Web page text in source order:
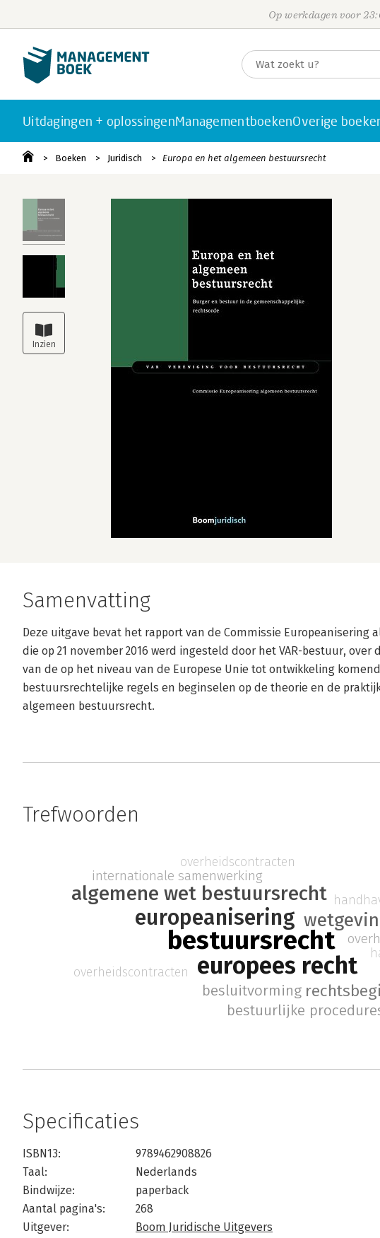
Op werkdagen voor
Uitdagingen + oplossingenManagementboekenOverige
Boeken Juridisch Europa en het algemeen bestuursrecht
Samenvatting
Deze uitgave bevat het rapport van de Commissie Europeanisering
die op 21 november 2016 werd ingesteld door het VAR-bestuur, over
van de op het niveau van de Europese Unie tot ontwikkeling
bestuursrechtelijke regels en beginselen op de theorie en de
algemeen bestuursrecht.
Trefwoorden
bestuursrecht
europees recht
europeanisering
algemene wet bestuursrecht
besluitvorming
bestuurlijke
internationale samenwerking
overheidscontracten
overheidscontracten
Specificaties
ISBN13:
9789462908826
Taal:
Nederlands
Bindwijze:
paperback
Aantal pagina's:
268
Uitgever:
Boom Juridische Uitgevers